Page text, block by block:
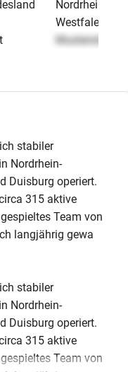
Nordrhein-
Westfalen
Musterstadt
stabiler
Nordrhein-
Duisburg operiert.
315 aktive
Team von
langjährig gewa
stabiler
Nordrhein-
Duisburg operiert.
315 aktive
Team von